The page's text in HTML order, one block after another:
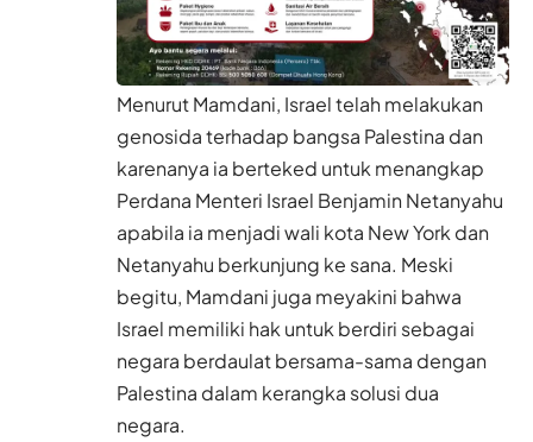
Menurut Mamdani, Israel telah melakukan
genosida terhadap bangsa Palestina dan
karenanya ia berteked untuk menangkap
Perdana Menteri Israel Benjamin Netanyahu
apabila ia menjadi wali kota New York dan
Netanyahu berkunjung ke sana. Meski
begitu, Mamdani juga meyakini bahwa
Israel memiliki hak untuk berdiri sebagai
negara berdaulat bersama-sama dengan
Palestina dalam kerangka solusi dua
negara.